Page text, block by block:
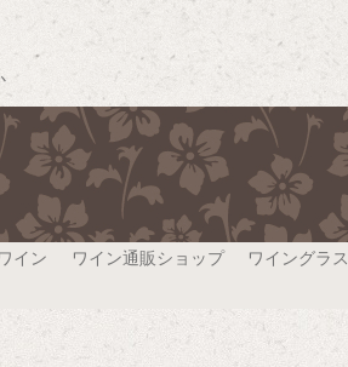
イン ワイン通販ショップ ワイングラス